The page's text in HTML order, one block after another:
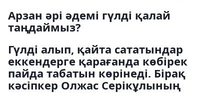
Арзан әрі әдемі гүлді қалай
таңдаймыз?
Гүлді алып, қайта сататындар
еккендерге қарағанда көбірек
пайда табатын көрінеді. Бірақ
кәсіпкер Олжас Серікұлының